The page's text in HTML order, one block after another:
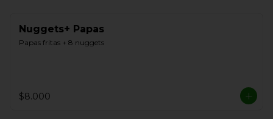
Nuggets+ Papas
Papas fritas + 8 nuggets
$8.000